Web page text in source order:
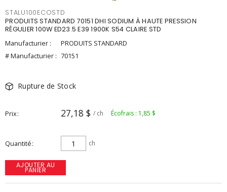
STALU100ECOSTD
PRODUITS STANDARD 70151 DHI SODIUM À HAUTE PRESSION
RÉGULIER 100W ED23.5 E39 1900K S54 CLAIRE STD
Manufacturier :
PRODUITS STANDARD
# Manufacturier : 70151
Rupture de Stock
Prix 27,18 $ / ch Écofrais : 1,85 $
Quantité ch
AJOUTER AU
PANIER